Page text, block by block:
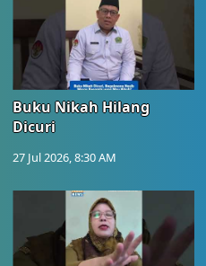
Buku Nikah Hilang
Dicuri
27 Jul 2026, 8:30 AM